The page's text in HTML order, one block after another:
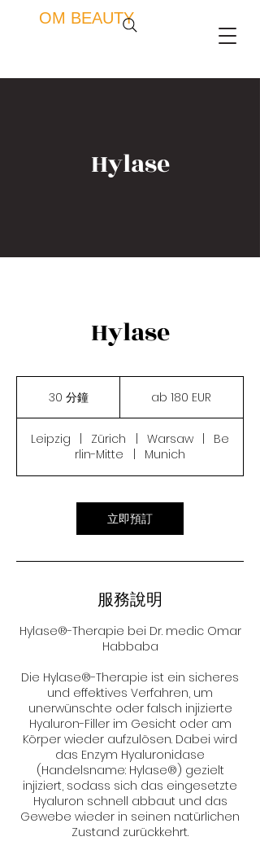
OM BEAUTY
Hylase
Hylase
30 分鐘3
鐘
ab 180 EUR
Leipzig Zürich Warsaw
Be
rlin-Mitte
Munich
立即預訂
服務說明
Hylase®-Therapie bei Dr. medic Omar
Habbaba
Die Hylase®-Therapie ist ein sicheres
und effektives Verfahren, um
unerwünschte oder falsch injizierte
Hyaluron-Filler im Gesicht oder am
Körper wieder aufzulösen. Dabei wird
das Enzym Hyaluronidase
(Handelsname: Hylase®) gezielt
injiziert, sodass sich das eingesetzte
Hyaluron schnell abbaut und das
Gewebe wieder in seinen natürlichen
Zustand zurückkehrt.